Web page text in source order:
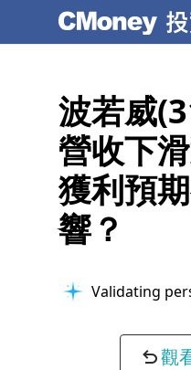
波若威
營收下
獲利預
響？
Validating
觀